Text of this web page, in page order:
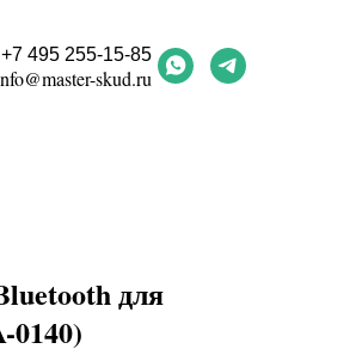
+7 495 255-15-85
skud.ru
для
0140)